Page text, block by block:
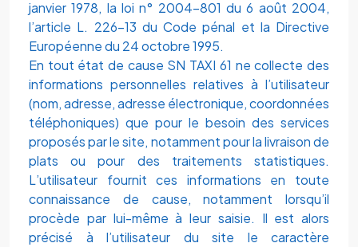
janvier 1978, la loi n° 2004-801 du 6 août 2004,
l’article L. 226-13 du Code pénal et la Directive
Européenne du 24 octobre 1995.
En tout état de cause SN TAXI 61 ne collecte des
informations personnelles relatives à l’utilisateur
(nom, adresse, adresse électronique, coordonnées
téléphoniques) que pour le besoin des services
proposés par le site, notamment pour la livraison de
plats ou pour des traitements statistiques.
L’utilisateur fournit ces informations en toute
connaissance de cause, notamment lorsqu’il
procède par lui-même à leur saisie. Il est alors
précisé à l’utilisateur du site le caractère